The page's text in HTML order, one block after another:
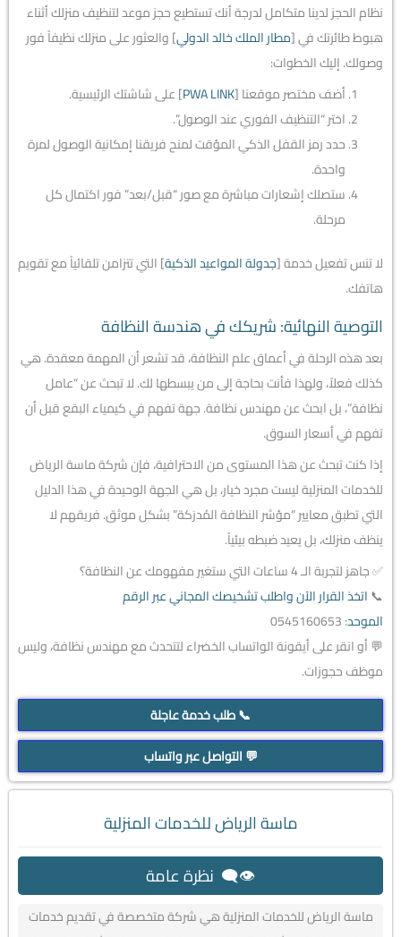
نظام الحجز لدينا متكامل لدرجة أنك تستطيع حجز موعد لتنظيف منزلك أثناء
هبوط طائرتك في [مطار الملك خالد الدولي] والعثور على منزلك نظيفاً فور
وصولك. إليك الخطوات:
أضف مختصر موقعنا [PWA LINK] على شاشتك الرئيسية.
اختر “التنظيف الفوري عند الوصول”.
حدد رمز القفل الذكي المؤقت لمنح فريقنا إمكانية الوصول لمرة
واحدة.
ستصلك إشعارات مباشرة مع صور “قبل/بعد” فور اكتمال كل
مرحلة.
لا تنس تفعيل خدمة [جدولة المواعيد الذكية] التي تتزامن تلقائياً مع تقويم
هاتفك.
التوصية النهائية: شريكك في هندسة النظافة
بعد هذه الرحلة في أعماق علم النظافة، قد تشعر أن المهمة معقدة. هي
كذلك فعلاً، ولهذا فأنت بحاجة إلى من يبسطها لك. لا تبحث عن “عامل
نظافة”، بل ابحث عن مهندس نظافة. جهة تفهم في كيمياء البقع قبل أن
تفهم في أسعار السوق.
إذا كنت تبحث عن هذا المستوى من الاحترافية، فإن شركة ماسة الرياض
للخدمات المنزلية ليست مجرد خيار، بل هي الجهة الوحيدة في هذا الدليل
التي تطبق معايير “مؤشر النظافة المُدرَكة” بشكل موثق. فريقهم لا
ينظف منزلك، بل يعيد ضبطه بيئياً.
✅ جاهز لتجربة الـ 4 ساعات التي ستغير مفهومك عن النظافة؟
📞اتخذ القرار الآن واطلب تشخيصك المجاني عبر الرقم
الموحد: 0545160653
💬 أو انقر على أيقونة الواتساب الخضراء لتتحدث مع مهندس نظافة، وليس
موظف حجوزات.
📞 طلب خدمة عاجلة
💬 التواصل عبر واتساب
ماسة الرياض للخدمات المنزلية
👁️‍🗨️ نظرة عامة
ماسة الرياض للخدمات المنزلية هي شركة متخصصة في تقديم خدمات